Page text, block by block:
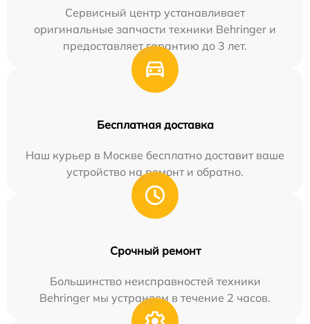
Сервисный центр устанавливает
оригинальные запчасти техники Behringer и
предоставляет гарантию до 3 лет.
Бесплатная доставка
Наш курьер в Москве бесплатно доставит ваше
устройство на ремонт и обратно.
Срочный ремонт
Большинство неисправностей техники
Behringer мы устраняем в течение 2 часов.